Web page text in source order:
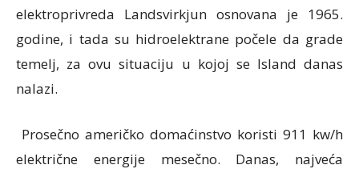
elektroprivreda Landsvirkjun osnovana je 1965.
godine, i tada su hidroelektrane počele da grade
temelj, za ovu situaciju u kojoj se Island danas
nalazi.
Prosečno američko domaćinstvo koristi 911 kw/h
električne energije mesečno. Danas, najveća